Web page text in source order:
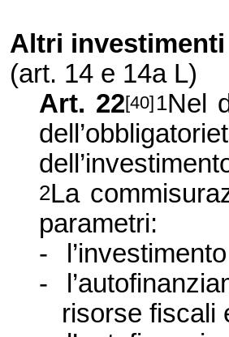
Altri investimenti
(art. 14 e 14a L)
Art. 22[40] 1Nel
2La
parametri:
-
-
risorse fiscali